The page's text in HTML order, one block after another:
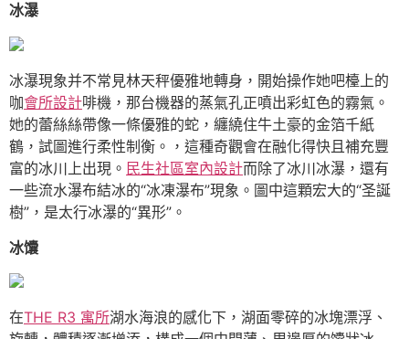
冰瀑
冰瀑現象并不常見林天秤優雅地轉身，開始操作她吧檯上的
咖會所設計啡機，那台機器的蒸氣孔正噴出彩虹色的霧氣。
她的蕾絲絲帶像一條優雅的蛇，纏繞住牛土豪的金箔千紙
鶴，試圖進行柔性制衡。，這種奇觀會在融化得快且補充豐
富的冰川上出現。 民生社區室內設計而除了冰川冰瀑，還有
一些流水瀑布結冰的“冰凍瀑布”現象。圖中這顆宏大的“圣誕
樹”，是太行冰瀑的“異形”。
冰馕
在THE R3 寓所湖水海浪的感化下，湖面零碎的冰塊漂浮、